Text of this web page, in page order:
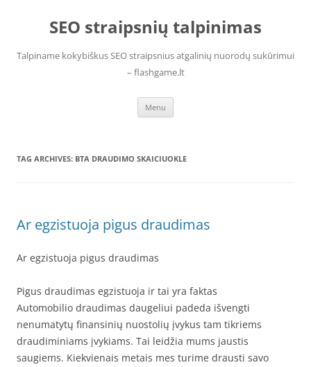
contentSEO straipsnių talpinimas
Talpiname kokybiškus SEO straipsnius atgalinių nuorodų sukūrimui
– flashgame.lt
Menu
TAG ARCHIVES: BTA DRAUDIMO SKAICIUOKLE
Ar egzistuoja pigus draudimas
Ar egzistuoja pigus draudimas
Pigus draudimas egzistuoja ir tai yra faktas
Automobilio draudimas daugeliui padeda išvengti
nenumatytų finansinių nuostolių įvykus tam tikriems
draudiminiams įvykiams. Tai leidžia mums jaustis
saugiems. Kiekvienais metais mes turime drausti savo